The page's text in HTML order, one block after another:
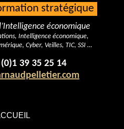
stratégique
économique
Intelligence économique,
Cyber, Veilles, TIC, SSI …
39 35 25 14